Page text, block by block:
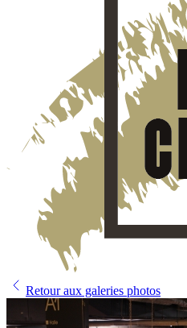
Retour aux galeries photos